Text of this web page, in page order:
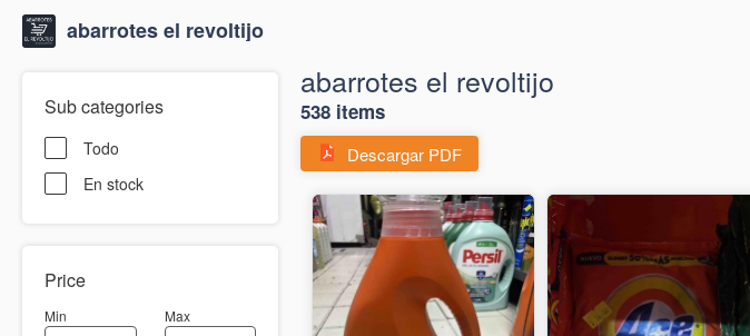
abarrotes el revoltijo
Sub categories
Todo
En stock
Price
Min Max
abarrotes el revoltijo
538 items
Descargar PDF